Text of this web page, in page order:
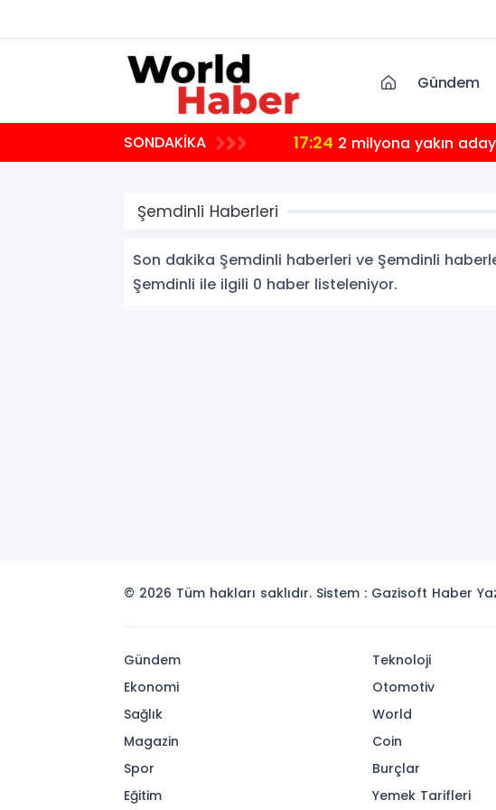
Gündem
SONDAKİKA 17:24 2 milyona yakın
Şemdinli Haberleri
Son dakika Şemdinli haberleri ve Şemdinli
Şemdinli ile ilgili 0 haber listeleniyor.
© 2026 Tüm hakları saklıdır. Sistem : Gazisoft Haber
Gündem
Ekonomi
Sağlık
Magazin
Spor
Eğitim
Teknoloji
Otomotiv
World
Coin
Burçlar
Yemek Tarifleri